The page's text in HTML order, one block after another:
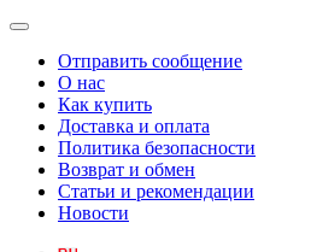
Отправить сообщение
О нас
Как купить
Доставка и оплата
Политика безопасности
Возврат и обмен
Статьи и рекомендации
Новости